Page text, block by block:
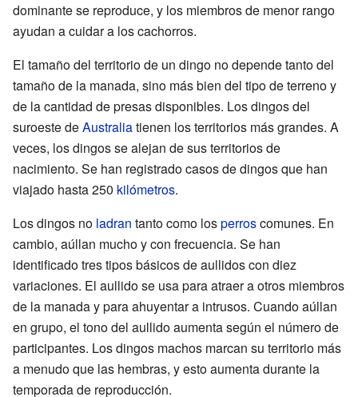
dominante se reproduce, y los miembros de menor rango
ayudan a cuidar a los cachorros.
El tamaño del territorio de un dingo no depende tanto del
tamaño de la manada, sino más bien del tipo de terreno y
de la cantidad de presas disponibles. Los dingos del
suroeste deAustraliatienen los territorios más grandes. A
veces, los dingos se alejan de sus territorios de
nacimiento. Se han registrado casos de dingos que han
viajado hasta 250 kilómetros.
Los dingos no ladran tanto como losperroscomunes. En
cambio, aúllan mucho y con frecuencia. Se han
identificado tres tipos básicos de aullidos con diez
variaciones. El aullido se usa para atraer a otros miembros
de la manada y para ahuyentar a intrusos. Cuando aúllan
en grupo, el tono del aullido aumenta según el número de
participantes. Los dingos machos marcan su territorio más
a menudo que las hembras, y esto aumenta durante la
temporada de reproducción.